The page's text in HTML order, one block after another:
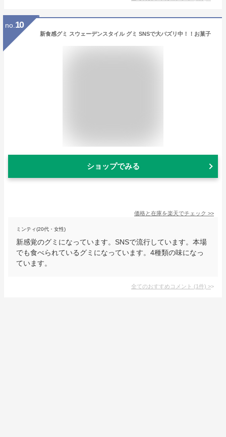
no. 10
新食感グミ スウェーデンスタイル グミ SNSで大バズリ中！！お菓子
ショップでみる
価格と在庫を楽天でチェック >>
ミンティ(20代・女性)
新感覚のグミになっています。SNSで流行しています。本場
でも食べられているグミになっています。4種類の味になっ
ています。
全てのおすすめコメント (1件) >